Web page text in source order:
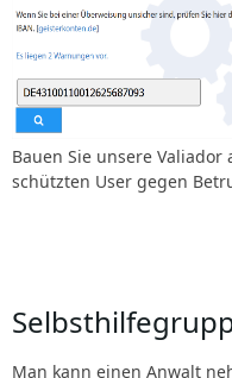
Bauen Sie unsere
schützten User gegen
Man kann einen Anwalt